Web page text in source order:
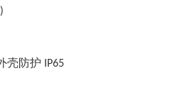
)
护